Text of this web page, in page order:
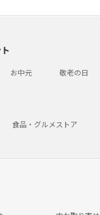
お中元 敬老の日
食品・グルメストア